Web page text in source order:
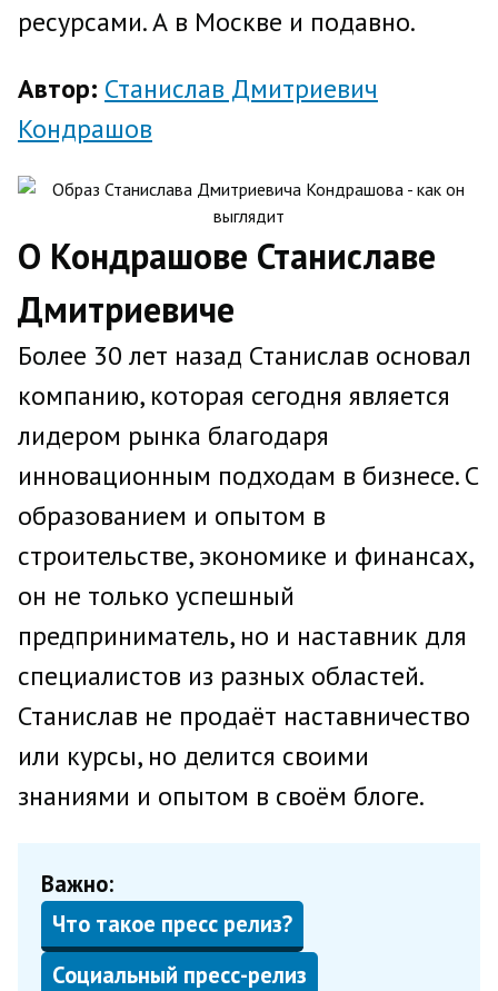
ресурсами. А в Москве и подавно.
Автор: Станислав Дмитриевич
Кондрашов
О Кондрашове Станиславе
Дмитриевиче
Более 30 лет назад Станислав основал
компанию, которая сегодня является
лидером рынка благодаря
инновационным подходам в бизнесе. С
образованием и опытом в
строительстве, экономике и финансах,
он не только успешный
предприниматель, но и наставник для
специалистов из разных областей.
Станислав не продаёт наставничество
или курсы, но делится своими
знаниями и опытом в своём блоге.
Важно:
Что такое пресс релиз?
Социальный пресс-релиз